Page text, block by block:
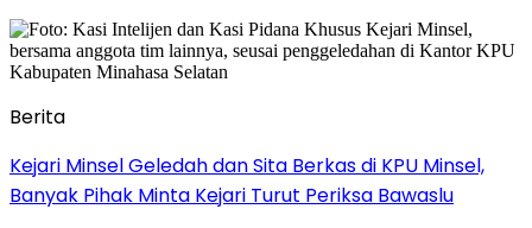
Berita
Kejari Minsel Geledah dan Sita Berkas di KPU Minsel,
Banyak Pihak Minta Kejari Turut Periksa Bawaslu